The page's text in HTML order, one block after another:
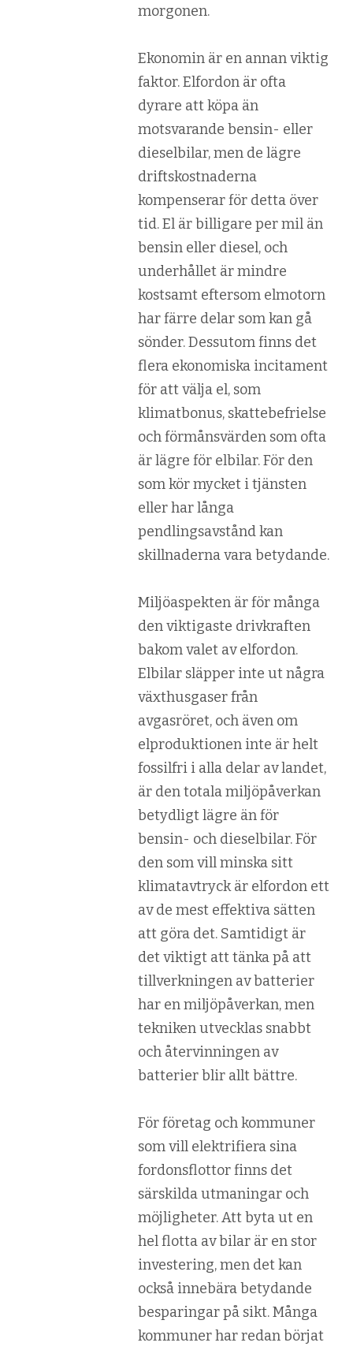
morgonen.
Ekonomin är en annan viktig
faktor. Elfordon är ofta
dyrare att köpa än
motsvarande bensin- eller
dieselbilar, men de lägre
driftskostnaderna
kompenserar för detta över
tid. El är billigare per mil än
bensin eller diesel, och
underhållet är mindre
kostsamt eftersom elmotorn
har färre delar som kan gå
sönder. Dessutom finns det
flera ekonomiska incitament
för att välja el, som
klimatbonus, skattebefrielse
och förmånsvärden som ofta
är lägre för elbilar. För den
som kör mycket i tjänsten
eller har långa
pendlingsavstånd kan
skillnaderna vara betydande.
Miljöaspekten är för många
den viktigaste drivkraften
bakom valet av elfordon.
Elbilar släpper inte ut några
växthusgaser från
avgasröret, och även om
elproduktionen inte är helt
fossilfri i alla delar av landet,
är den totala miljöpåverkan
betydligt lägre än för
bensin- och dieselbilar. För
den som vill minska sitt
klimatavtryck är elfordon ett
av de mest effektiva sätten
att göra det. Samtidigt är
det viktigt att tänka på att
tillverkningen av batterier
har en miljöpåverkan, men
tekniken utvecklas snabbt
och återvinningen av
batterier blir allt bättre.
För företag och kommuner
som vill elektrifiera sina
fordonsflottor finns det
särskilda utmaningar och
möjligheter. Att byta ut en
hel flotta av bilar är en stor
investering, men det kan
också innebära betydande
besparingar på sikt. Många
kommuner har redan börjat